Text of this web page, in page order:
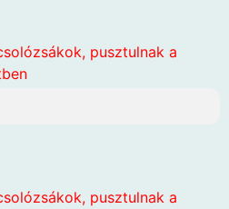
pusztulnak a
pusztulnak a